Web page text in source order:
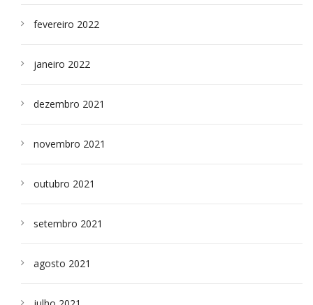
fevereiro 2022
janeiro 2022
dezembro 2021
novembro 2021
outubro 2021
setembro 2021
agosto 2021